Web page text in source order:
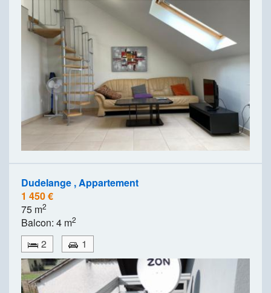
Dudelange , Appartement
1 450 €
75 m2
Balcon: 4 m2
2 1